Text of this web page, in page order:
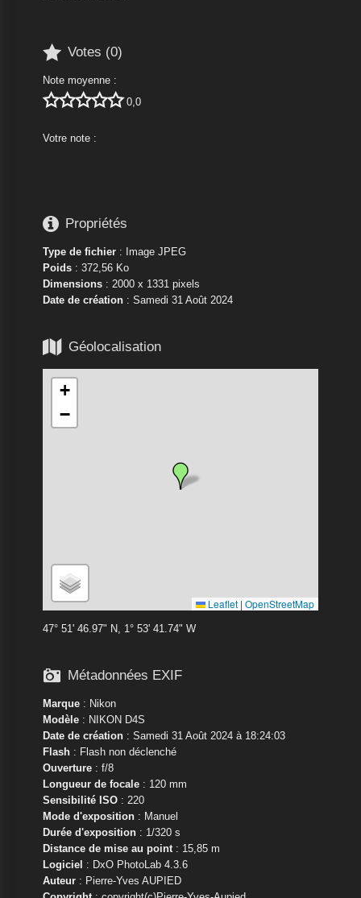
 Votes (0)
Note moyenne :
 0,0
Votre note :
 Propriétés
Type de fichier: Image JPEG
Poids: 372,56 Ko
Dimensions: 2000 x 1331 pixels
Date de création: Samedi 31 Août 2024
 Géolocalisation
+
−
Leaflet | OpenStreetMap
47° 51' 46.97" N, 1° 53' 41.74" W
 Métadonnées EXIF
Marque: Nikon
Modèle: NIKON D4S
Date de création: Samedi 31 Août 2024 à 18:24:03
Flash: Flash non déclenché
Ouverture: f/8
Longueur de focale: 120 mm
Sensibilité ISO: 220
Mode d'exposition: Manuel
Durée d'exposition: 1/320 s
Distance de mise au point: 15,85 m
Logiciel : DxO PhotoLab 4.3.6
Auteur: Pierre-Yves AUPIED